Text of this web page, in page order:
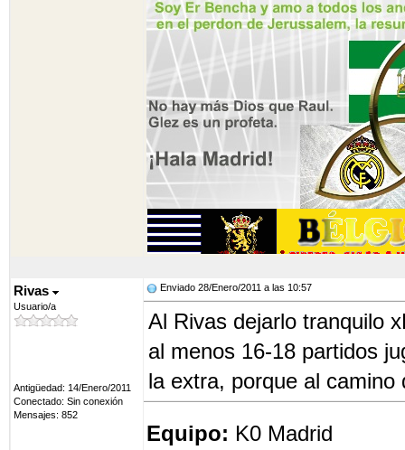
Rivas
Usuario/a
Antigüedad: 14/Enero/2011
Conectado: Sin conexión
Mensajes: 852
Enviado 28/Enero/2011 a las 10:57
Al Rivas dejarlo tranquilo
al menos 16-18 partidos
la extra, porque al
Equipo: K0 Madrid